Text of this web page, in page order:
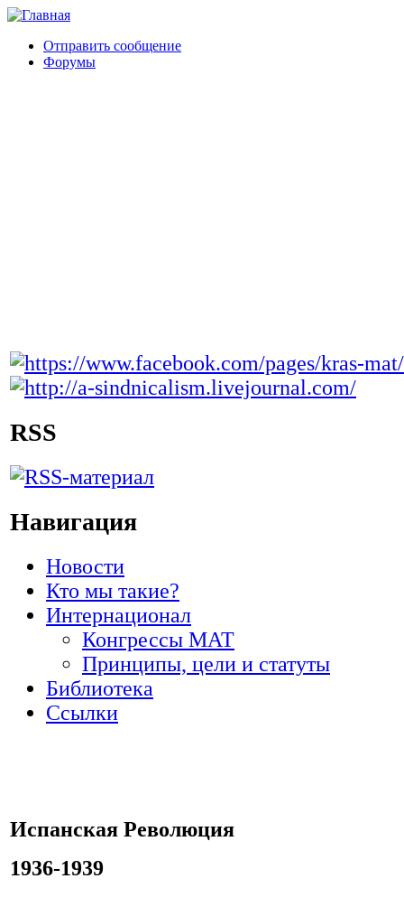
Отправить сообщение
Форумы
RSS
Навигация
Новости
Кто мы такие?
Интернационал
Конгрессы МАТ
Принципы, цели и статуты
Библиотека
Ссылки
Испанская Революция
1936-1939